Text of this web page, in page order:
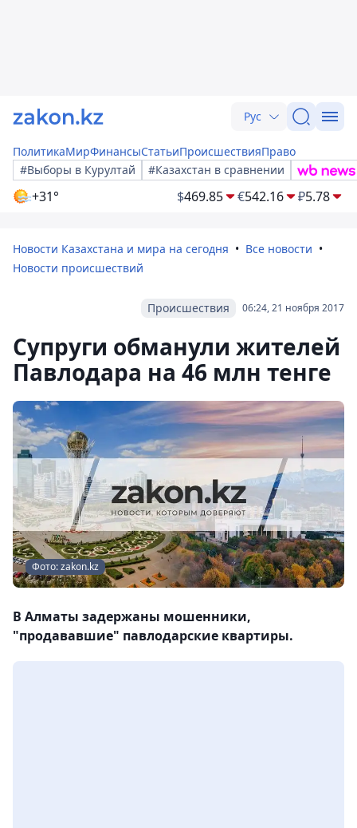
Рус
ПолитикаМирФинансыСтатьиПроисшествияПраво
#Выборы в Курултай
#Казахстан в сравнении
+31° $469.85 €542.16 ₽5.78
Новости Казахстана и мира на сегодня
Все новости
Новости происшествий
06:24, 21 ноября 2017
Происшествия
Супруги обманули жителей
Павлодара на 46 млн тенге
Фото: zakon.kz
В Алматы задержаны мошенники,
"продававшие" павлодарские квартиры.